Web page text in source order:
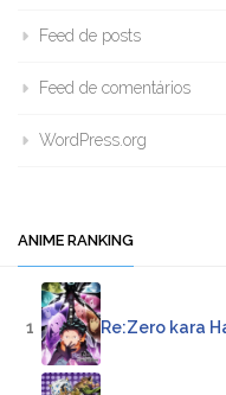
Feed de posts
Feed de comentários
WordPress.org
ANIME RANKING
1 Re:Zero kara